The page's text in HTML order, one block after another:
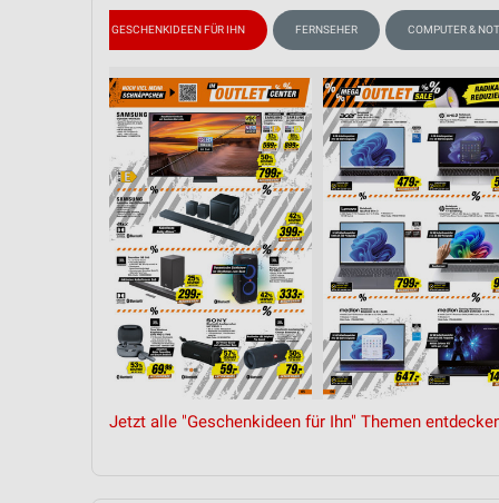
GESCHENKIDEEN FÜR IHN FERNSEHER COMPUTER &
Jetzt alle "Geschenkideen für Ihn" Themen
Entwicklung und Verbesserung der Angebote
Verwendung reduzierter Daten zur Auswahl von Inhalten
IAB-Besonderheiten:
Verwendung genauer Standortdaten
Geräte anhand von aktiv angeforderten Informationen
Nicht-IAB-Verarbeitungszwecke:
Performance